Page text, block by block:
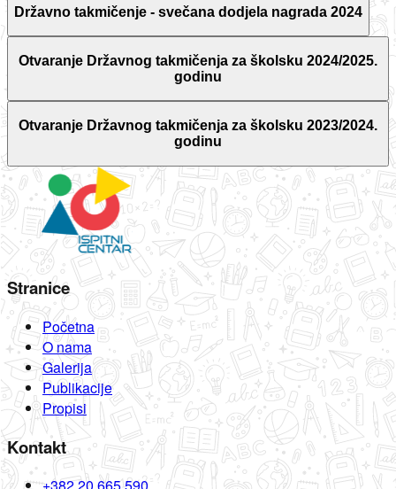
Državno takmičenje - svečana dodjela nagrada 2024
Otvaranje Državnog takmičenja za školsku 2024/2025.
godinu
Otvaranje Državnog takmičenja za školsku 2023/2024.
godinu
Stranice
Početna
O nama
Galerija
Publikacije
Propisi
Kontakt